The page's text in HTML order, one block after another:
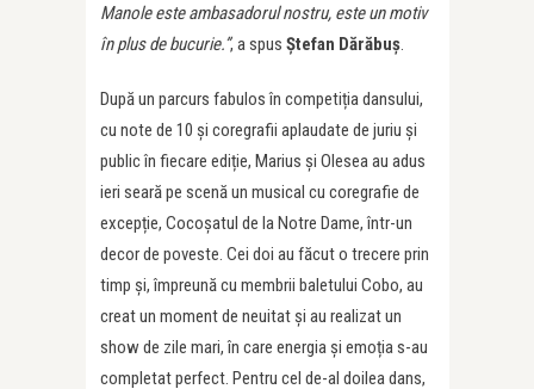
Manole este ambasadorul nostru, este un motiv
în plus de bucurie.”, a spus Ștefan Dărăbuș.
După un parcurs fabulos în competiția dansului,
cu note de 10 și coregrafii aplaudate de juriu și
public în fiecare ediție, Marius și Olesea au adus
ieri seară pe scenă un musical cu coregrafie de
excepție, Cocoșatul de la Notre Dame, într-un
decor de poveste. Cei doi au făcut o trecere prin
timp și, împreună cu membrii baletului Cobo, au
creat un moment de neuitat și au realizat un
show de zile mari, în care energia și emoția s-au
completat perfect. Pentru cel de-al doilea dans,